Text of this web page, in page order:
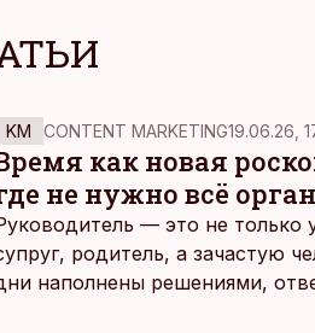
KM CONTENT MARKETING19.06.26,
как новая
не нужно всё
— это не только
родитель, а зачастую
наполнены решениями,